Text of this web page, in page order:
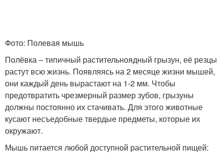
Фото: Полевая мышь
Полёвка – типичный растительноядный грызун, её резцы
растут всю жизнь. Появляясь на 2 месяце жизни мышей,
они каждый день вырастают на 1-2 мм. Чтобы
предотвратить чрезмерный размер зубов, грызуны
должны постоянно их стачивать. Для этого животные
кусают несъедобные твердые предметы, которые их
окружают.
Мышь питается любой доступной растительной пищей: